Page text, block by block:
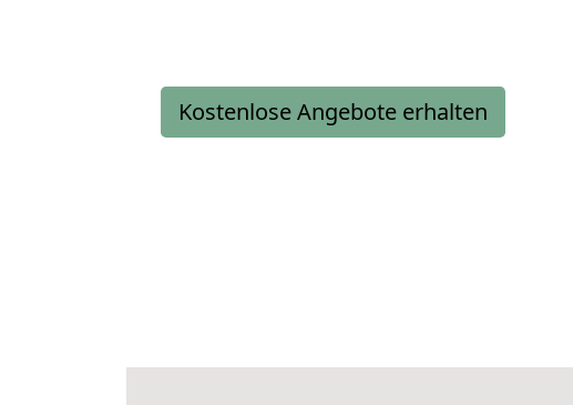
Kostenlose Angebote erhalten